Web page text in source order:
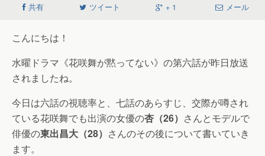
共有 ツイート + 1 メール
こんにちは！
水曜ドラマ《花咲舞が黙ってない》の第六話が昨日放送
されましたね。
今日は六話の視聴率と、七話のあらすじ、交際が噂され
ている花咲舞でも出演の女優の杏（26） さんとモデルで
俳優の東出昌大（28） さんのその後について書いていき
ます。